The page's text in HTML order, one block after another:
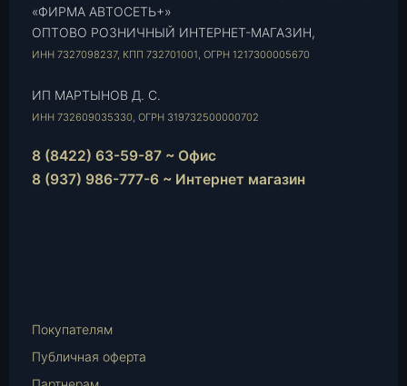
«ФИРМА АВТОСЕТЬ+»
ОПТОВО РОЗНИЧНЫЙ ИНТЕРНЕТ-МАГАЗИН,
ИНН 7327098237, КПП 732701001, ОГРН 1217300005670
ИП МАРТЫНОВ Д. С.
ИНН 732609035330, ОГРН 319732500000702
8 (8422) 63-59-87 ~ Офис
8 (937) 986-777-6 ~ Интернет магазин
Mail
Покупателям
Публичная оферта